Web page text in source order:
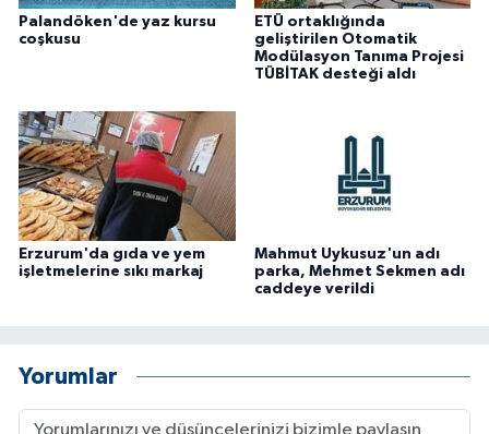
Palandöken'de yaz kursu
coşkusu
ETÜ ortaklığında
geliştirilen Otomatik
Modülasyon Tanıma Projesi
TÜBİTAK desteği aldı
Erzurum'da gıda ve yem
işletmelerine sıkı markaj
Mahmut Uykusuz'un adı
parka, Mehmet Sekmen adı
caddeye verildi
Yorumlar